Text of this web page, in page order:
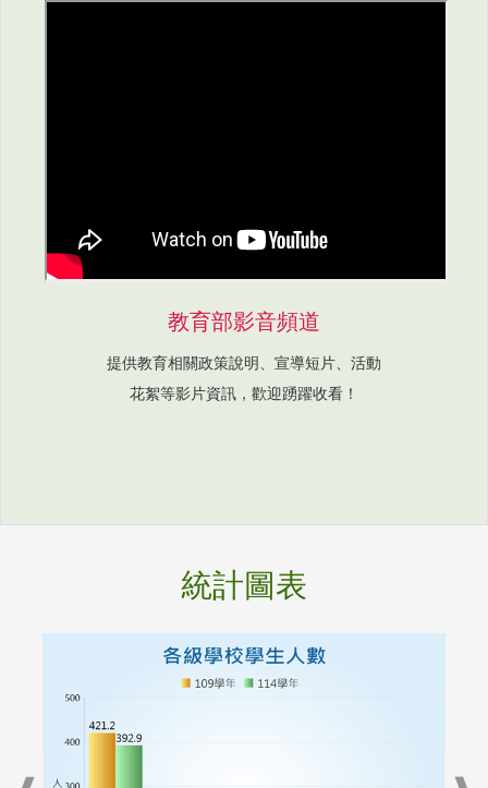
教育部影音頻道
提供教育相關政策說明、宣導短片、活動
花絮等影片資訊，歡迎踴躍收看！
統計圖表